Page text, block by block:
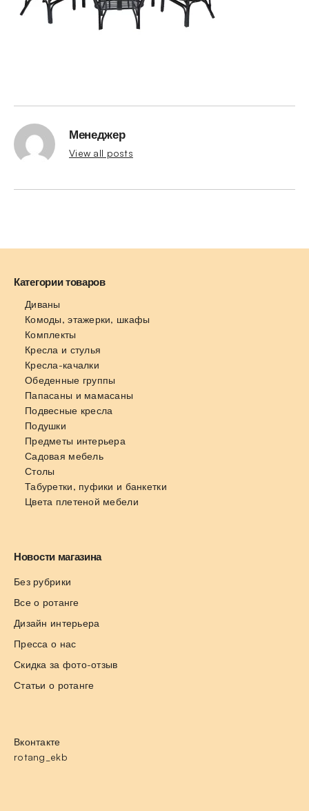
Менеджер
View all posts
Категории товаров
Диваны
Комоды, этажерки, шкафы
Комплекты
Кресла и стулья
Кресла-качалки
Обеденные группы
Папасаны и мамасаны
Подвесные кресла
Подушки
Предметы интерьера
Садовая мебель
Столы
Табуретки, пуфики и банкетки
Цвета плетеной мебели
Новости магазина
Без рубрики
Все о ротанге
Дизайн интерьера
Пресса о нас
Скидка за фото-отзыв
Статьи о ротанге
Вконтакте
rotang_ekb